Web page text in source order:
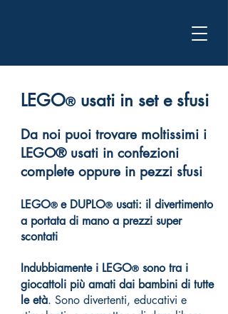
LEGO®usati in set e sfusi
Da noi puoi trovare moltissimi i
LEGO® usati in confezioni
complete oppure in pezzi sfusi
LEGO® e DUPLO® usati: il divertimento
a portata di mano a prezzi super
scontati
Indubbiamente i LEGO® sono tra i
giocattoli più amati dai bambini di tutte
le età. Sono divertenti, educativi e